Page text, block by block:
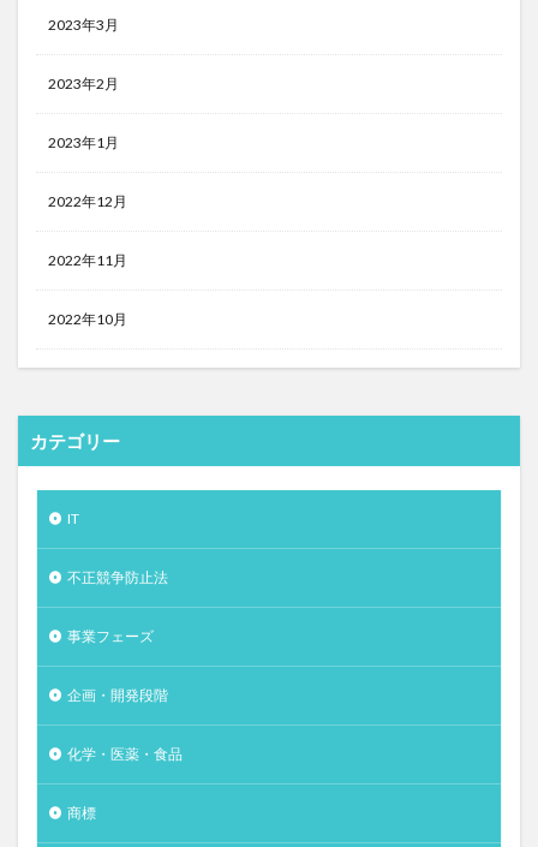
2023年3月
2023年2月
2023年1月
2022年12月
2022年11月
2022年10月
カテゴリー
IT
不正競争防止法
事業フェーズ
企画・開発段階
化学・医薬・食品
商標